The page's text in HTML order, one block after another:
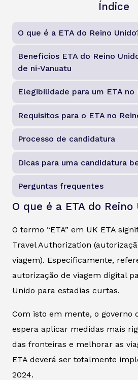
Índice
O que é a ETA do Reino
Benefícios ETA do Reino
de ni-Vanuatu
Elegibilidade para um ETA no
Requisitos para o ETA no
Processo de candidatura
Dicas para uma candidatura
Perguntas frequentes
O que é a ETA do Reino
O termo “ETA” em UK ETA
Travel Authorization
viagem). Especificamente,
autorização de viagem digital
Unido para estadias curtas.
Com isto em mente, o governo
espera aplicar medidas mais
das fronteiras e melhorar as
ETA deverá ser totalmente
2024.